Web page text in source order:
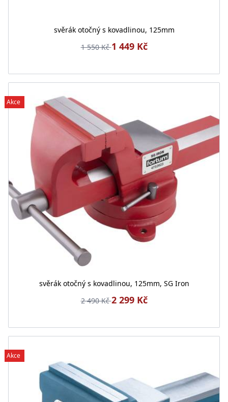
svěrák otočný s kovadlinou, 125mm
1 550 Kč1 449 Kč
Akce
svěrák otočný s kovadlinou, 125mm, SG Iron
2 490 Kč2 299 Kč
Akce